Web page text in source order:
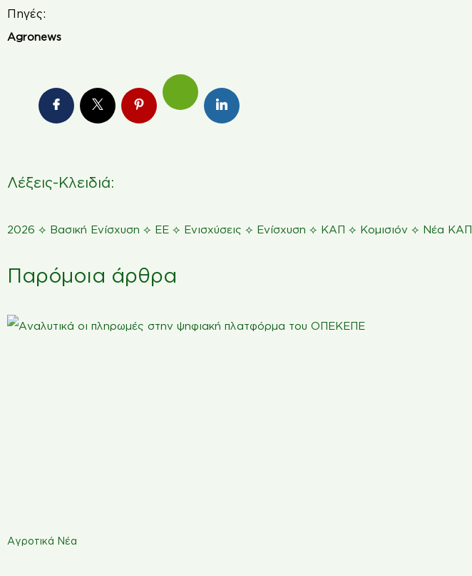
Πηγές:
Agronews
Λέξεις-Κλειδιά:
2026 ⟡ Βασική Ενίσχυση ⟡ ΕΕ ⟡ Ενισχύσεις ⟡ Ενίσχυση ⟡ ΚΑΠ ⟡ Κομισιόν ⟡ Νέα ΚΑΠ
Παρόμοια άρθρα
Αγροτικά Νέα